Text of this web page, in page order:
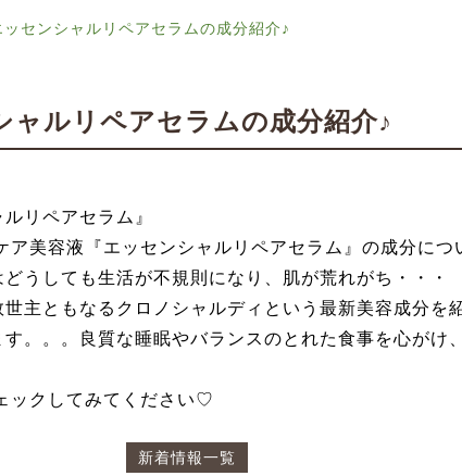
センシャルリペアセラムの成分紹介♪
ャルリペアセラムの成分紹介♪
リペアセラム』
美容液『エッセンシャルリペアセラム』の成分につ
うしても生活が不規則になり、肌が荒れがち・・・
主ともなるクロノシャルディという最新美容成分を
。。。良質な睡眠やバランスのとれた食事を心がけ
ックしてみてください♡
新着情報一覧